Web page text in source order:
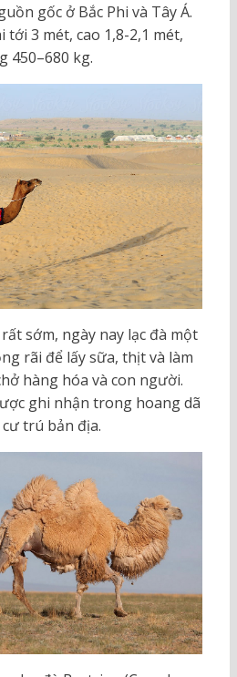
gốc ở Bắc Phi và Tây Á.
tới 3 mét, cao 1,8-2,1 mét,
450–680 kg.
sớm, ngày nay lạc đà một
rãi để lấy sữa, thịt và làm
hàng hóa và con người.
ghi nhận trong hoang dã
trú bản địa.